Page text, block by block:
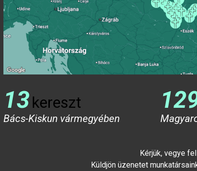
13kereszt
Bács-Kiskun vármegyében
Kérjük, vegye
Küldjön üzenetet